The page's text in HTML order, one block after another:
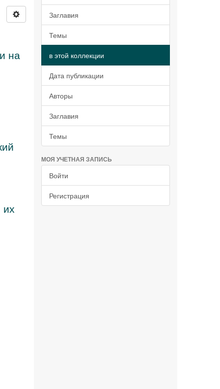
на
их
Заглавия
Темы
в этой коллекции
Дата публикации
Авторы
Заглавия
Темы
МОЯ УЧЕТНАЯ ЗАПИСЬ
Войти
Регистрация